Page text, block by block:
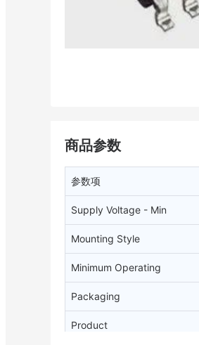
商品参数
参数项
Supply Voltage - Min
Mounting Style
Minimum Operating
Temperature
Packaging
Product